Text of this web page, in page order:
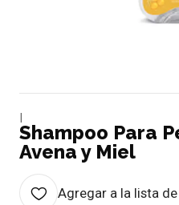
Shampoo Para
Avena y Miel
Agregar a la lista